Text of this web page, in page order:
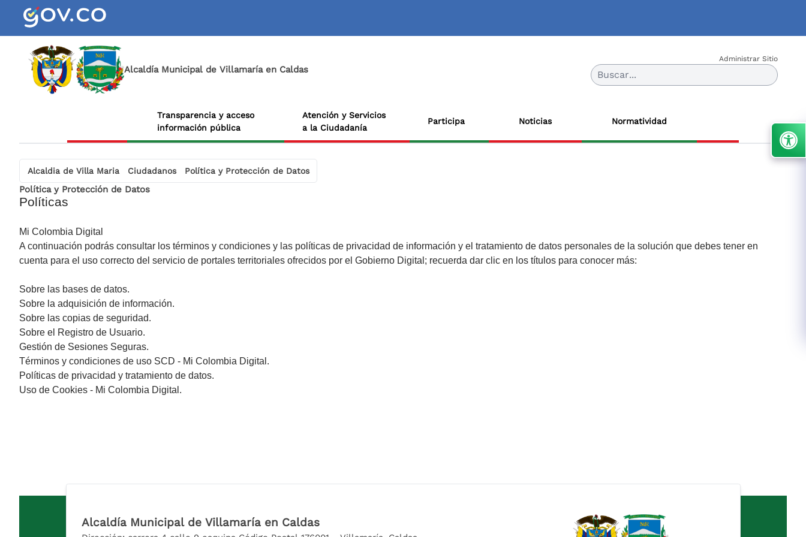
Alcaldía Municipal de Villamaría en Caldas
Administrar Sitio
Buscar...
Transparencia y acceso
información pública
Atención y Servicios
a la Ciudadanía
Participa Noticias Normatividad
Alcaldia de Villa Maria Ciudadanos Política y Protección de Datos
Política y Protección de Datos
​Políticas
Mi Colombia Digital
A continuación podrás consultar los términos y condiciones y las políticas de privacidad de información y el tratamiento de datos personales de la solución que debes tener en
cuenta para el uso correcto del servicio de portales territoriales ofrecidos por el Gobierno Digital; recuerda dar clic en los títulos para conocer más:
Sobre las bases de datos.​
Sobre la adquisición de información.
Sobre las copias de seguridad.
Sobre el Registro de Usuario.
Gestión de Sesiones Seguras.
Términos y condiciones de uso SCD - Mi Colombia Digital.
Políticas de privacidad y tratamiento de datos.
Uso de Cookies - Mi Colombia Digital.
Alcaldía Municipal de Villamaría en Caldas